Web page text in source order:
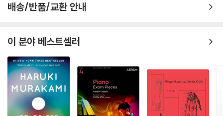
배송/반품/교환 안내
이 분야 베스트셀러